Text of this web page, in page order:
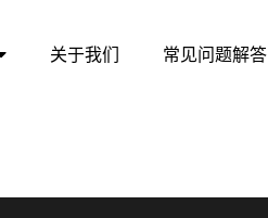
关于我们 常见问题解答